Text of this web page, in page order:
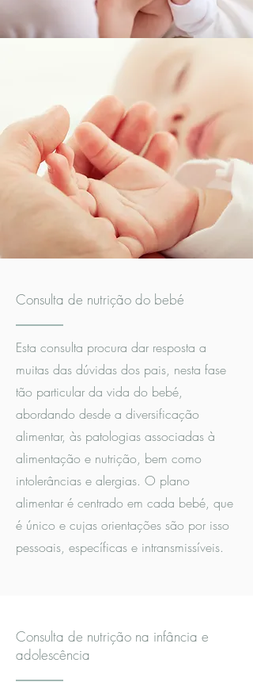
Consulta de nutrição do bebé
Esta consulta procura dar resposta a
muitas das dúvidas dos pais, nesta fase
tão particular da vida do bebé,
abordando desde a diversificação
alimentar, às patologias associadas à
alimentação e nutrição, bem como
intolerâncias e alergias. O plano
alimentar é centrado em cada bebé, que
é único e cujas orientações são por isso
pessoais, específicas e intransmissíveis.
Consulta de nutrição na infância e
adolescência